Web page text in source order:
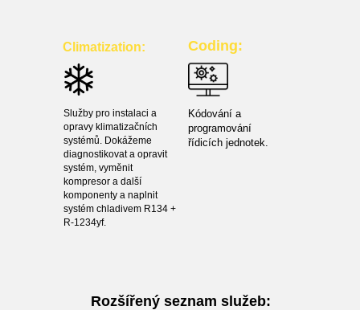
Climatization:
Služby pro instalaci a
opravy klimatizačních
systémů. Dokážeme
diagnostikovat a opravit
systém, vyměnit
kompresor a další
komponenty a naplnit
systém chladivem R134 +
R-1234yf.
Kódování a
programování
řídicích jednotek.
Coding:
Rozšířený seznam služeb: